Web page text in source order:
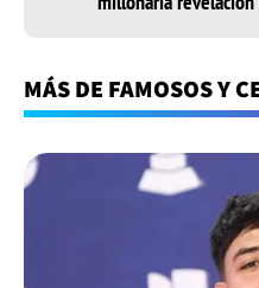
MÁS DE FAMOSOS Y